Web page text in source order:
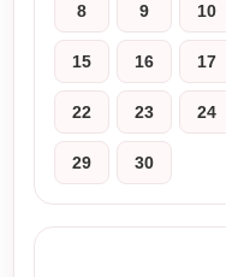
8 9 10
15 16 17
22 23 24
29 30